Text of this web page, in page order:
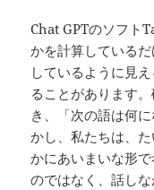
Chat GPTのソフト
かを計算している
しているように見
ることがあります
き、「次の語は何
かし、私たちは、
かにあいまいな形
のではなく、話し